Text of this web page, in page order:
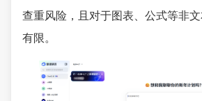
查重风险，且对于图表、公式等非
有限。